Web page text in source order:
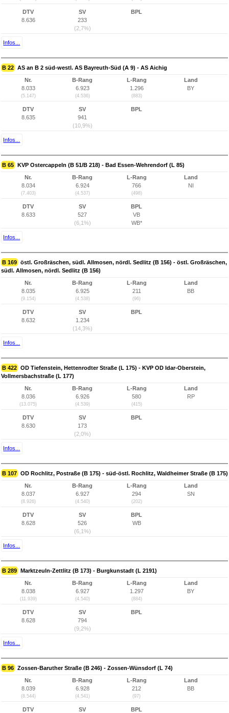
DTV
8.636
SV
233
(2,7%)
BPL
Infos...
B 22 AS an B 2 süd-westl. AS Bayreuth-Süd (A 9) - AS Aichig
Nr.
8.033
(5.147)
B-Rang
6.923
(4.536)
L-Rang
1.296
(883)
Land
BY
DTV
8.635
SV
941
(10,9%)
BPL
Infos...
B 65 KVP Ostercappeln (B 51/B 218) - Bad Essen-Wehrendorf (L 85)
Nr.
8.034
(7.403)
B-Rang
6.924
(4.537)
L-Rang
766
(498)
Land
NI
DTV
8.633
SV
527
(6,1%)
BPL
VB
WB*
Infos...
B 169 östl. Großräschen, südl. Allmosen, nördl. Sedlitz (B 156) - östl. Großräschen,
südl. Allmosen, nördl. Sedlitz (B 156)
Nr.
8.035
(9.154)
B-Rang
6.925
(4.538)
L-Rang
211
(96)
Land
BB
DTV
8.632
SV
1.234
(14,3%)
BPL
Infos...
B 422 OD Tiefenstein, Hettenrodter Straße (L 175) - KVP OD Idar-Oberstein,
Vollmersbachstraße (L 177)
Nr.
8.036
(13.075)
B-Rang
6.926
(4.539)
L-Rang
580
(415)
Land
RP
DTV
8.630
SV
173
(2,0%)
BPL
Infos...
B 107 OD Rochlitz, Postraße (B 175) - süd-östl. Rochlitz, Waldheimer Straße (B 175)
Nr.
8.037
(8.926)
B-Rang
6.927
(4.540)
L-Rang
294
(202)
Land
SN
DTV
8.628
SV
526
(6,1%)
BPL
WB
Infos...
B 289 Marktzeuln-Zettlitz (B 173) - Burgkunstadt (L 2191)
Nr.
8.038
(11.939)
B-Rang
6.927
(4.540)
L-Rang
1.297
(884)
Land
BY
DTV
8.628
SV
794
(9,2%)
BPL
Infos...
B 96 Zossen-Baruther Straße (B 246) - Zossen-Wünsdorf (L 74)
Nr.
8.039
(8.544)
B-Rang
6.928
(4.541)
L-Rang
212
(97)
Land
BB
DTV
SV
BPL